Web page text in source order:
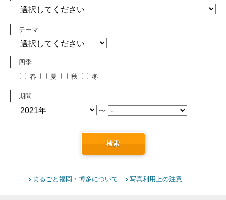
テーマ
四季
春
夏 秋 冬
期間
〜
検索
まるごと福岡・博多について 写真利用上の注意